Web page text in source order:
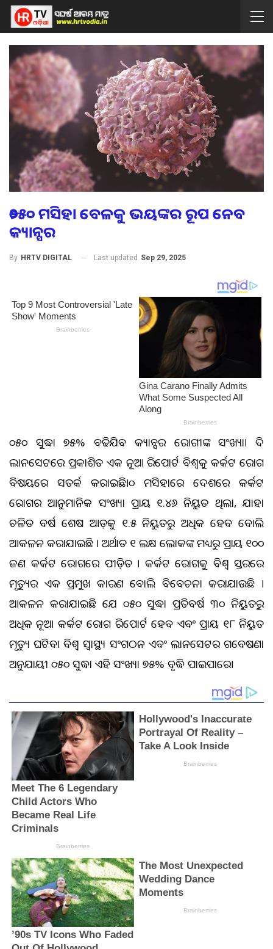
୨୦୫୦ ମସିହା ବେଳକୁ ଭୟଙ୍କର ରୂପ ନେବ
କ୍ୟାନ୍ସର
By HRTV DIGITAL Last updated Sep 29, 2025
୨୦୫୦ ସୁଦ୍ଧା ୭୫% ବଢିଯିବ କ୍ୟାନ୍ସର ରୋଗୀଙ୍କ ସଂଖ୍ୟା। ଦି
ଲାନସେଟରେ ପ୍ରକାଶିତ ଏକ ନୂଆ ରିପୋର୍ଟ ବିଶ୍ୱକୁ କର୍କଟ ରୋଗ
ବିଷୟରେ ସତର୍କ କରାଇଛି।୨୦୨୨ ମସିହାରେ ଦେଶରେ କର୍କଟ
ରୋଗର ଆନୁମାନିକ ସଂଖ୍ୟା ପ୍ରାୟ ୧.୪୬ ନିୟୁତ ଥିଲା, ଯାହା
ଚଳିତ ବର୍ଷ ଶେଷ ଆଡ଼କୁ ୧.୫ ନିୟୁତରୁ ଅଧିକ ହେବ ବୋଲି
ଆକଳନ କରାଯାଇଛି । ଅର୍ଥାତ ୧ ଲକ୍ଷ ଲୋକଙ୍କ ମଧ୍ୟରୁ ପ୍ରାୟ ୧୦୦
ଜଣ କର୍କଟ ରୋଗରେ ପୀଡ଼ିତ । କର୍କଟ ରୋଗକୁ ବିଶ୍ୱ ସ୍ତରରେ
ମୃତ୍ୟୁର ଏକ ପ୍ରମୁଖ କାରଣ ବୋଲି ବିବେଚନା କରାଯାଉଛି ।
ଆକଳନ କରାଯାଇଛି ଯେ ୨୦୫୦ ସୁଦ୍ଧା ପ୍ରତିବର୍ଷ ୩୦ ନିୟୁତରୁ
ଅଧିକ ନୂଆ କର୍କଟ ରୋଗ ରିପୋର୍ଟ ହେବ ଏବଂ ପ୍ରାୟ ୧୮ ନିୟୁତ
ମୃତ୍ୟୁ ଘଟିବ। ବିଶ୍ୱ ସ୍ୱାସ୍ଥ୍ୟ ସଂଗଠନ ଏବଂ ଲାନସେଟର ଗବେଷଣା
ଅନୁଯାୟୀ ୨୦୫୦ ସୁଦ୍ଧା ଏହି ସଂଖ୍ୟା ୭୫% ବୃଦ୍ଧି ପାଇପାରେ।